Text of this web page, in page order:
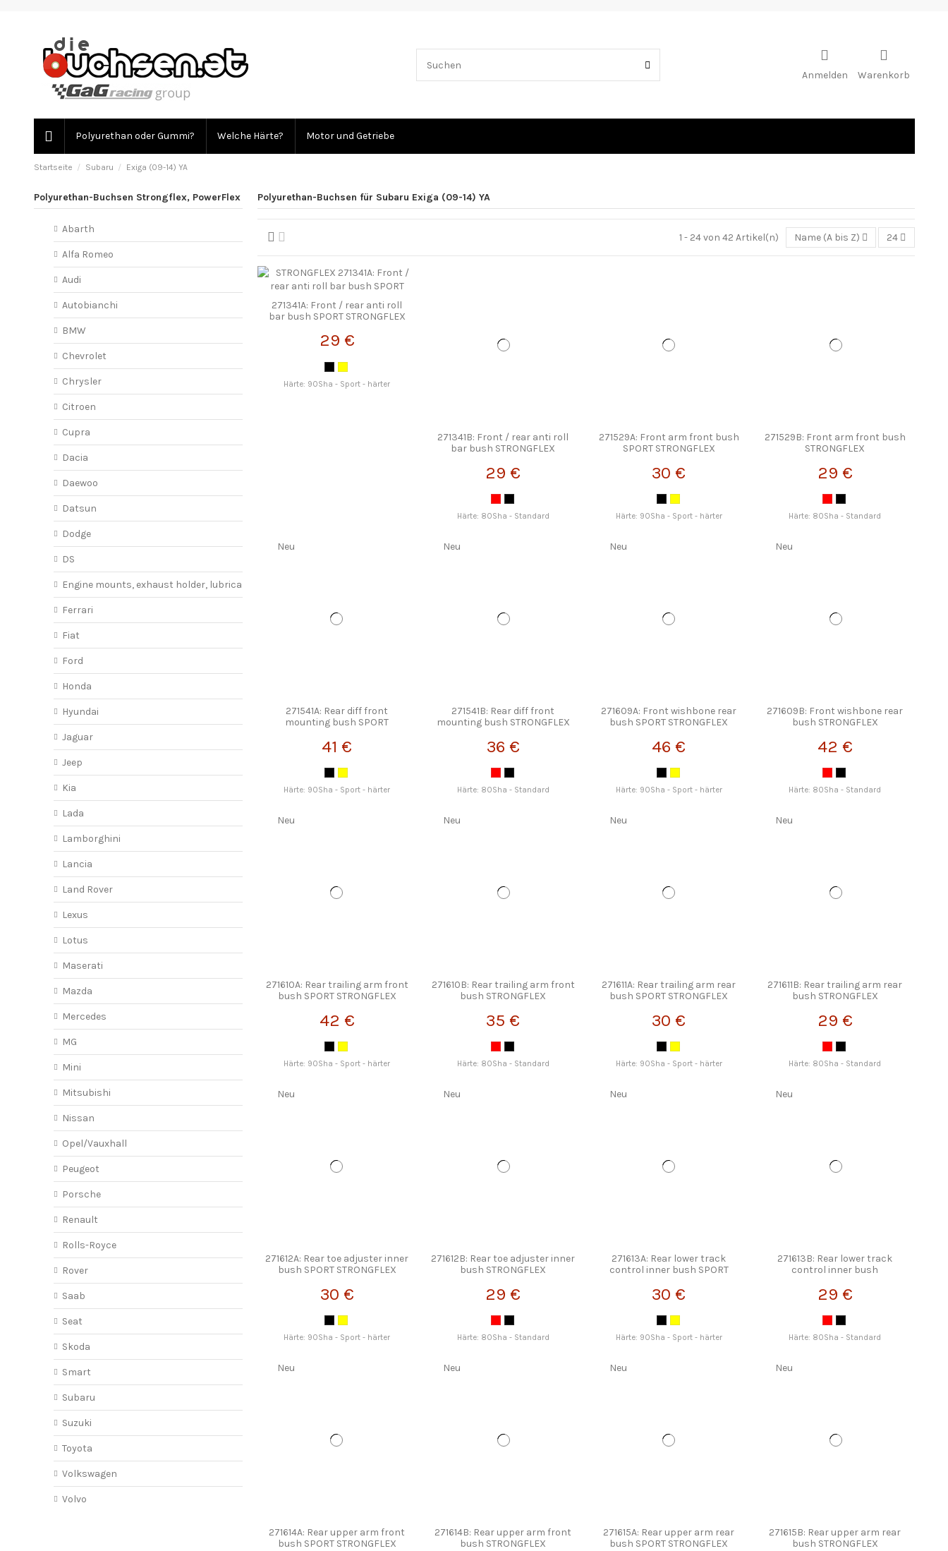
Anmelden Warenkorb
Polyurethan oder Gummi? Welche Härte? Motor und Getriebe
Startseite Subaru Exiga (09-14) YA
Polyurethan-Buchsen für Subaru Exiga (09-14) YA
1 - 24 von 42 Artikel(n) Name (A bis Z) 24
271341A: Front / rear anti roll
bar bush SPORT STRONGFLEX
29 €
Härte: 90Sha - Sport - härter
271341B: Front / rear anti roll
bar bush STRONGFLEX
29 €
Härte: 80Sha - Standard
271529A: Front arm front bush
SPORT STRONGFLEX
30 €
Härte: 90Sha - Sport - härter
271529B: Front arm front bush
STRONGFLEX
29 €
Härte: 80Sha - Standard
Neu
271541A: Rear diff front
mounting bush SPORT
41 €
Härte: 90Sha - Sport - härter
Neu
271541B: Rear diff front
mounting bush STRONGFLEX
36 €
Härte: 80Sha - Standard
Neu
271609A: Front wishbone rear
bush SPORT STRONGFLEX
46 €
Härte: 90Sha - Sport - härter
Neu
271609B: Front wishbone rear
bush STRONGFLEX
42 €
Härte: 80Sha - Standard
Neu
271610A: Rear trailing arm front
bush SPORT STRONGFLEX
42 €
Härte: 90Sha - Sport - härter
Neu
271610B: Rear trailing arm front
bush STRONGFLEX
35 €
Härte: 80Sha - Standard
Neu
271611A: Rear trailing arm rear
bush SPORT STRONGFLEX
30 €
Härte: 90Sha - Sport - härter
Neu
271611B: Rear trailing arm rear
bush STRONGFLEX
29 €
Härte: 80Sha - Standard
Neu
271612A: Rear toe adjuster inner
bush SPORT STRONGFLEX
30 €
Härte: 90Sha - Sport - härter
Neu
271612B: Rear toe adjuster inner
bush STRONGFLEX
29 €
Härte: 80Sha - Standard
Neu
271613A: Rear lower track
control inner bush SPORT
30 €
Härte: 90Sha - Sport - härter
Neu
271613B: Rear lower track
control inner bush
29 €
Härte: 80Sha - Standard
Neu
271614A: Rear upper arm front
bush SPORT STRONGFLEX
Neu
271614B: Rear upper arm front
bush STRONGFLEX
Neu
271615A: Rear upper arm rear
bush SPORT STRONGFLEX
Neu
271615B: Rear upper arm rear
bush STRONGFLEX
Polyurethan-Buchsen Strongflex, PowerFlex
Abarth
Alfa Romeo
Audi
Autobianchi
BMW
Chevrolet
Chrysler
Citroen
Cupra
Dacia
Daewoo
Datsun
Dodge
DS
Engine mounts, exhaust holder, lubricant
Ferrari
Fiat
Ford
Honda
Hyundai
Jaguar
Jeep
Kia
Lada
Lamborghini
Lancia
Land Rover
Lexus
Lotus
Maserati
Mazda
Mercedes
MG
Mini
Mitsubishi
Nissan
Opel/Vauxhall
Peugeot
Porsche
Renault
Rolls-Royce
Rover
Saab
Seat
Skoda
Smart
Subaru
Suzuki
Toyota
Volkswagen
Volvo